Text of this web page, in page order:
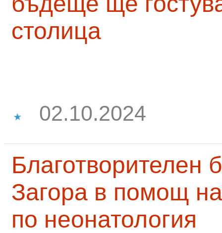
столица
02.10.2024
Благотворителен
Загора в помощ
по неонатология